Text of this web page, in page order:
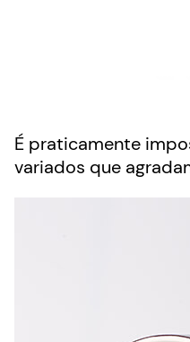
É praticamente
variados que